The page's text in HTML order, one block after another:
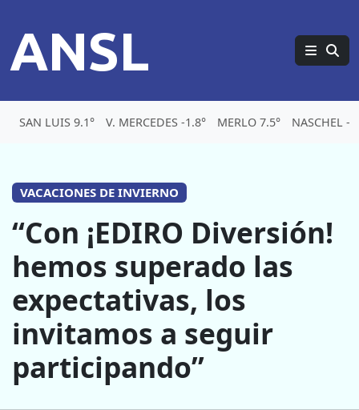
ANSL
SAN LUIS 9.1° V. MERCEDES -1.8° MERLO 7.5° NASCHEL -
VACACIONES DE INVIERNO
“Con ¡EDIRO Diversión!
hemos superado las
expectativas, los
invitamos a seguir
participando”